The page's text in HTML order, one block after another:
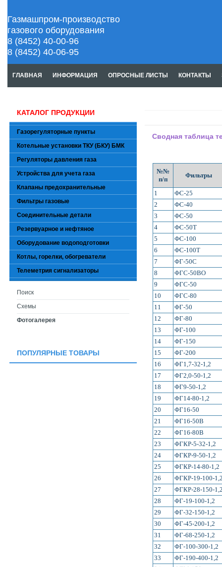
Газмашпром-производство
газового оборудования
8 (8452) 40-00-96
8 (8452) 40-06-95
ГЛАВНАЯ ИНФОРМАЦИЯ ОПРОСНЫЕ ЛИСТЫ КОНТАКТЫ
Сводная таблица
№№
п/п
Фильтры
1
ФС-25
2
ФС-40
3
ФС-50
4
ФС-50Т
5
ФС-100
6
ФС-100Т
7
ФГ-50С
8
ФГС-50ВО
9
ФГС-50
10
ФГС-80
11
ФГ-50
12
ФГ-80
13
ФГ-100
14
ФГ-150
15
ФГ-200
16
ФГ1,7-32-1,2
17
ФГ2,0-50-1,2
18
ФГ9-50-1,2
19
ФГ14-80-1,2
20
ФГ16-50
21
ФГ16-50В
22
ФГ16-80В
23
ФГКР-5-32-1,2
24
ФГКР-9-50-1,2
25
ФГКР-14-80-1,2
26
ФГКР-19-100-
27
ФГКР-28-150-
28
ФГ-19-100-1,2
29
ФГ-32-150-1,2
30
ФГ-45-200-1,2
31
ФГ-68-250-1,2
32
ФГ-100-300-1,2
33
ФГ-190-400-1,2
КАТАЛОГ ПРОДУКЦИИ
Газорегуляторные пункты
Котельные установки ТКУ (БКУ) БМК
Регуляторы давления газа
Устройства для учета газа
Клапаны предохранительные
Фильтры газовые
Соединительные детали
Резервуарное и нефтяное
Оборудование водоподготовки
Котлы, горелки, обогреватели
Телеметрия сигнализаторы
Поиск
Схемы
Фотогалерея
ПОПУЛЯРНЫЕ ТОВАРЫ